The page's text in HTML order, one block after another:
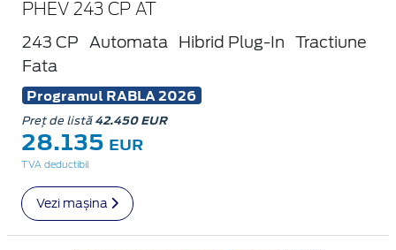
PHEV 243 CP AT
243 CP Automata Hibrid Plug-In
Tractiune
Fata
Programul RABLA 2026
Preț de listă42.450 EUR
28.135 EUR
TVA deductibil
Vezi mașina